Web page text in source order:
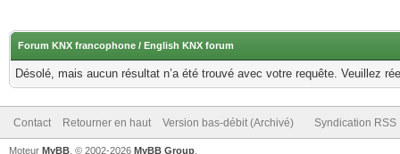
Forum KNX francophone / English KNX forum
Désolé, mais aucun résultat n’a été trouvé avec votre requête. Veuillez
Contact Retourner en haut Version bas-débit (Archivé) Syndication RSS
Moteur MyBB , © 2002-2026 MyBB Group